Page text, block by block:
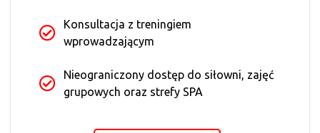
Konsultacja z treningiem
wprowadzającym
Nieograniczony dostęp do siłowni, zajęć
grupowych oraz strefy SPA